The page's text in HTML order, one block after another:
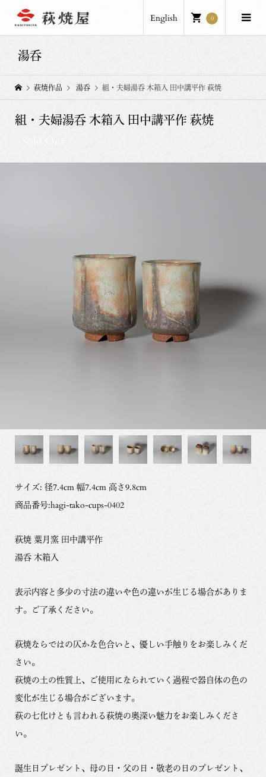
English 0
湯呑
萩焼作品 湯呑 組・夫婦湯呑 木箱入 田中講平作 萩焼
組・夫婦湯呑 木箱入 田中講平作 萩焼
サイズ: 径7.4cm 幅7.4cm 高さ9.8cm
商品番号:hagi-tako-cups-0402
萩焼 葉月窯 田中講平作
湯呑 木箱入
表示内容と多少の寸法の違いや色の違いが生じる場合がありま
す。ご了承ください。
萩焼ならではの仄かな色合いと、優しい手触りをお楽しみくだ
さい。
萩焼の土の性質上、ご使用になられていく過程で器自体の色の
変化が生じる場合がございます。
萩の七化けとも言われる萩焼の奥深い魅力をお楽しみくださ
い。
誕生日プレゼント、母の日・父の日・敬老の日のプレゼント、